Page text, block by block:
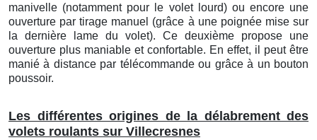
manivelle (notamment pour le volet lourd) ou encore une
ouverture par tirage manuel (grâce à une poignée mise sur
la dernière lame du volet). Ce deuxième propose une
ouverture plus maniable et confortable. En effet, il peut être
manié à distance par télécommande ou grâce à un bouton
poussoir.
Les différentes origines de la délabrement des
volets roulants sur Villecresnes